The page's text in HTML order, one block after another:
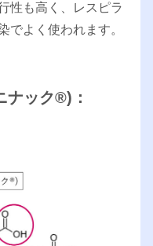
性も高く、レスピラ
でよく使われます。
ナック®︎)：